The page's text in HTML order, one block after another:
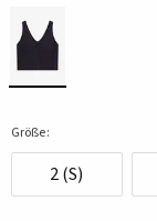
Größe:
2 (S)